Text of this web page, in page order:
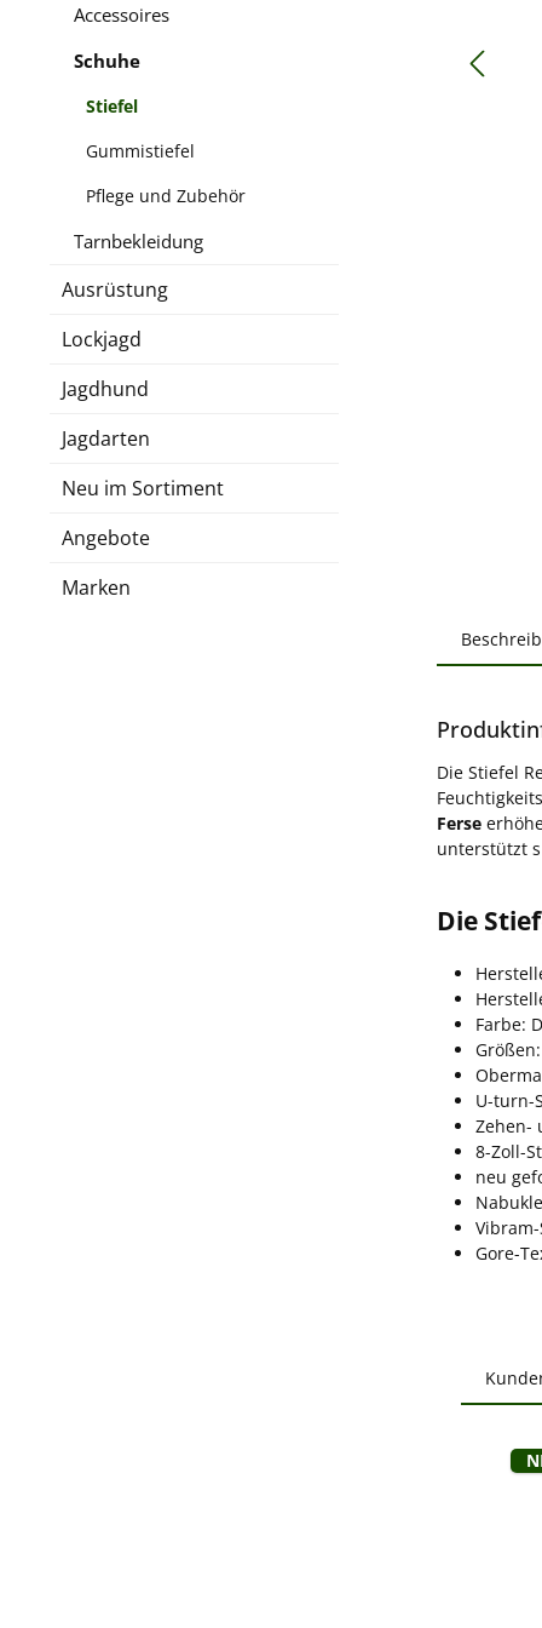
Accessoires
Schuhe
Stiefel
Gummistiefel
Pflege und Zubehör
Tarnbekleidung
Ausrüstung
Lockjagd
Jagdhund
Jagdarten
Neu im Sortiment
Angebote
Marken
Die Stiefel
Ferse
unterstützt
Die
Farbe:
U-turn-
Zehen-
8-Zoll-
neu
Gore-